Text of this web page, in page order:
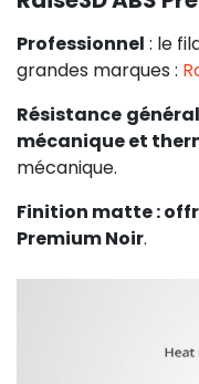
Professionnel : le
grandes marques :
Résistance
mécanique et
mécanique.
Finition matte :
Premium Noir.